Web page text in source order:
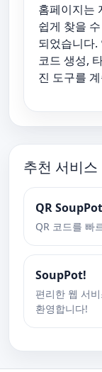
홈페이지는
쉽게 찾을
되었습니다.
코드 생성,
진 도구를
추천 서비스
QR
QR 코드를 빠
SoupPot!
편리한 웹 서
환영합니다!